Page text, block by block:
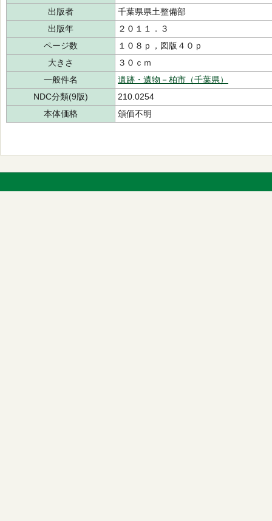
出版者
千葉県県土整備部
出版年
２０１１．３
ページ数
１０８ｐ，図版４０ｐ
大きさ
３０ｃｍ
一般件名
遺跡・遺物－柏市（千葉県）
NDC分類(9版)
210.0254
本体価格
頒価不明